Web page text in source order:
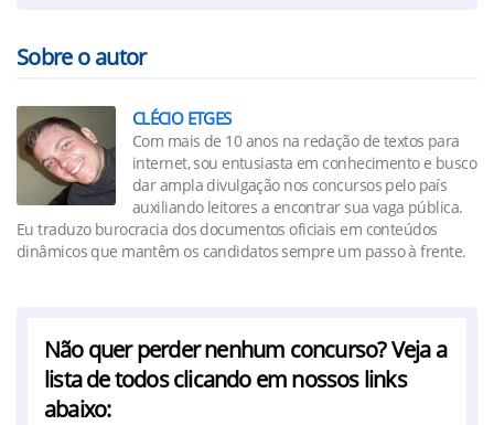
Sobre o autor
CLÉCIO ETGES
Com mais de 10 anos na redação de textos para
internet, sou entusiasta em conhecimento e busco
dar ampla divulgação nos concursos pelo país
auxiliando leitores a encontrar sua vaga pública.
Eu traduzo burocracia dos documentos oficiais em conteúdos
dinâmicos que mantêm os candidatos sempre um passo à frente.
Não quer perder nenhum concurso? Veja a
lista de todos clicando em nossos links
abaixo: